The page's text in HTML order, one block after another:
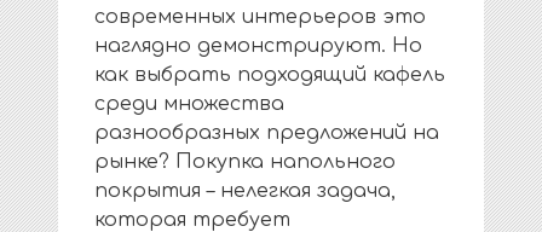
современных интерьеров это
наглядно демонстрируют. Но
как выбрать подходящий кафель
среди множества
разнообразных предложений на
рынке? Покупка напольного
покрытия – нелегкая задача,
которая требует